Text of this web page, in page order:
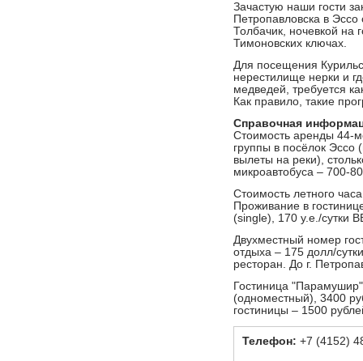
Зачастую наши гости
Петропавловска в
Толбачик, ночевкой на
Тимоновских ключах.
Для посещения
нерестилище нерки и
медведей, требуется
Как правило, такие
Справочная
Стоимость аренды 44-
группы в посёлок Эссо
вылеты на реки),
микроавтобуса – 700-
Стоимость летного
Проживание в
(single), 170 у.е./сутки
Двухместный номер
отдыха – 175 долл/
ресторан. До г.
Гостиница
(одноместный), 3400
гостиницы – 1500
Телефон: +7 (4152)